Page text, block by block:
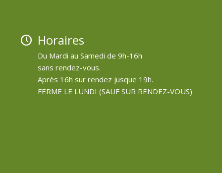
Horaires
Du Mardi au Samedi de 9h-16h
sans rendez-vous.
Après 16h sur rendez jusque 19h.
FERME LE LUNDI (SAUF SUR RENDEZ-VOUS)